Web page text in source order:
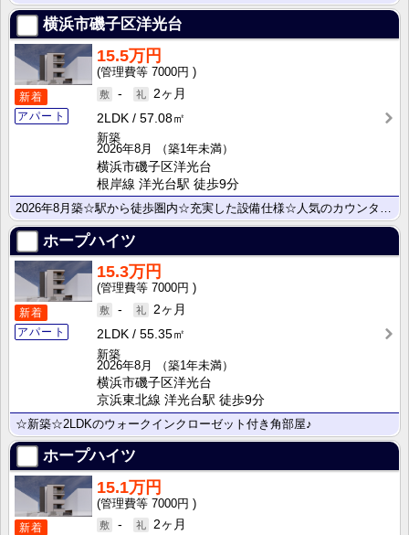
横浜市磯子区洋光台
新着
アパート
15.5万円
7000円
-
2ヶ月
2LDK
57.08㎡
新築
2026年8月
（築1年未満）
横浜市磯子区洋光台
根岸線 洋光台駅 徒歩9分
ホープハイツ
新着
アパート
15.3万円
7000円
-
2ヶ月
2LDK
55.35㎡
新築
2026年8月
（築1年未満）
横浜市磯子区洋光台
京浜東北線 洋光台駅 徒歩9分
☆新築☆2LDKのウォークインクローゼット付き角部屋♪
ホープハイツ
新着
15.1万円
7000円
-
2ヶ月